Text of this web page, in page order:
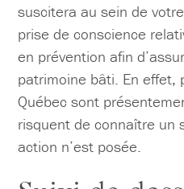
suscitera au sein de
prise de conscience
en prévention afin
patrimoine bâti. En effet,
Québec sont
risquent de connaître un
action n’est posée.